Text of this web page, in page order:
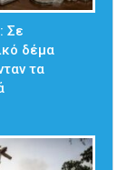
Σε
δέμα
τα